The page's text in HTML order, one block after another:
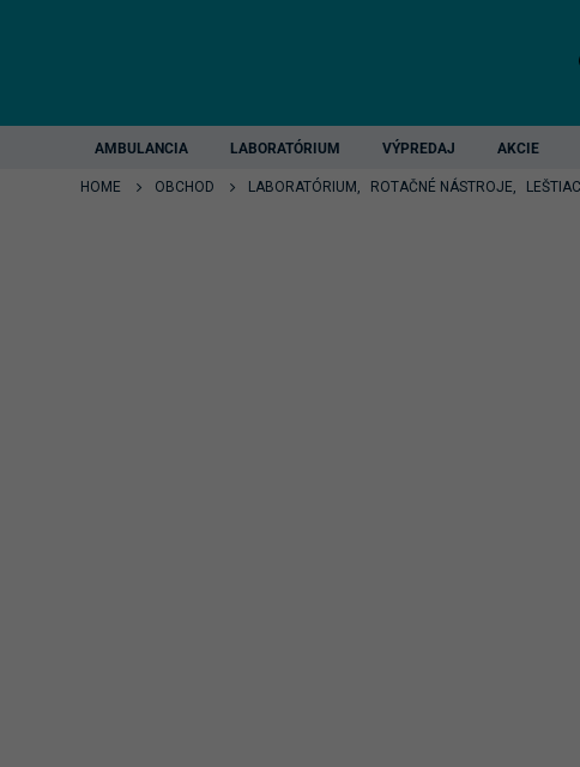
AMBULANCIA LABORATÓRIUM VÝPREDAJ AKCIE
HOME OBCHOD LABORATÓRIUM , ROTAČNÉ NÁSTROJE,